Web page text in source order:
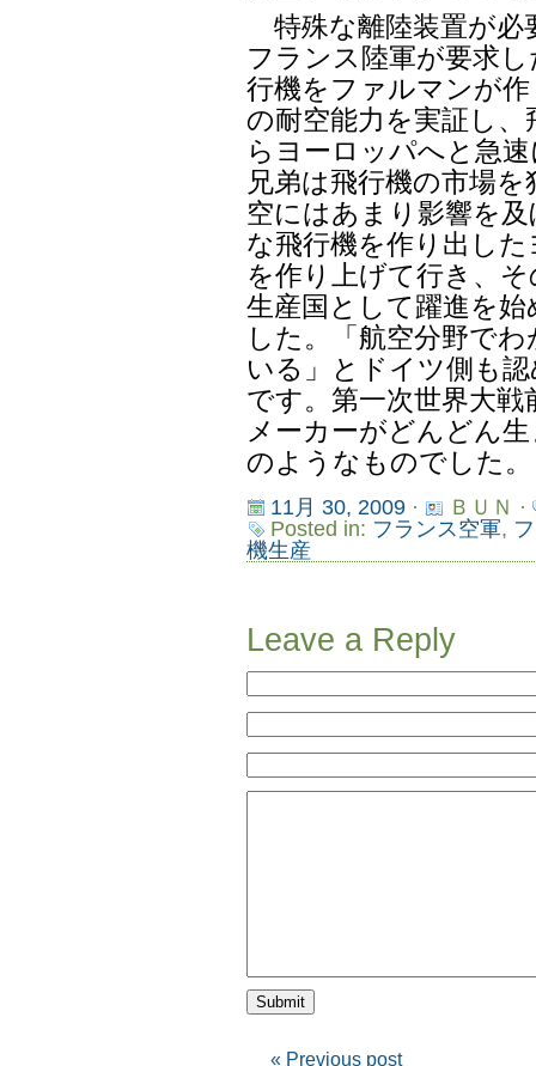
特殊な離陸装置が必
フランス陸軍が要求
行機をファルマンが
の耐空能力を実証し
らヨーロッパへと急
兄弟は飛行機の市場
空にはあまり影響を
な飛行機を作り出し
を作り上げて行き、
生産国として躍進を
した。「航空分野で
いる」とドイツ側も
です。第一次世界大
メーカーがどんどん
のようなものでした。
11月 30, 2009·
ＢＵＮ ·
Posted in: フランス空軍,
機生産
Leave a Reply
« Previous post